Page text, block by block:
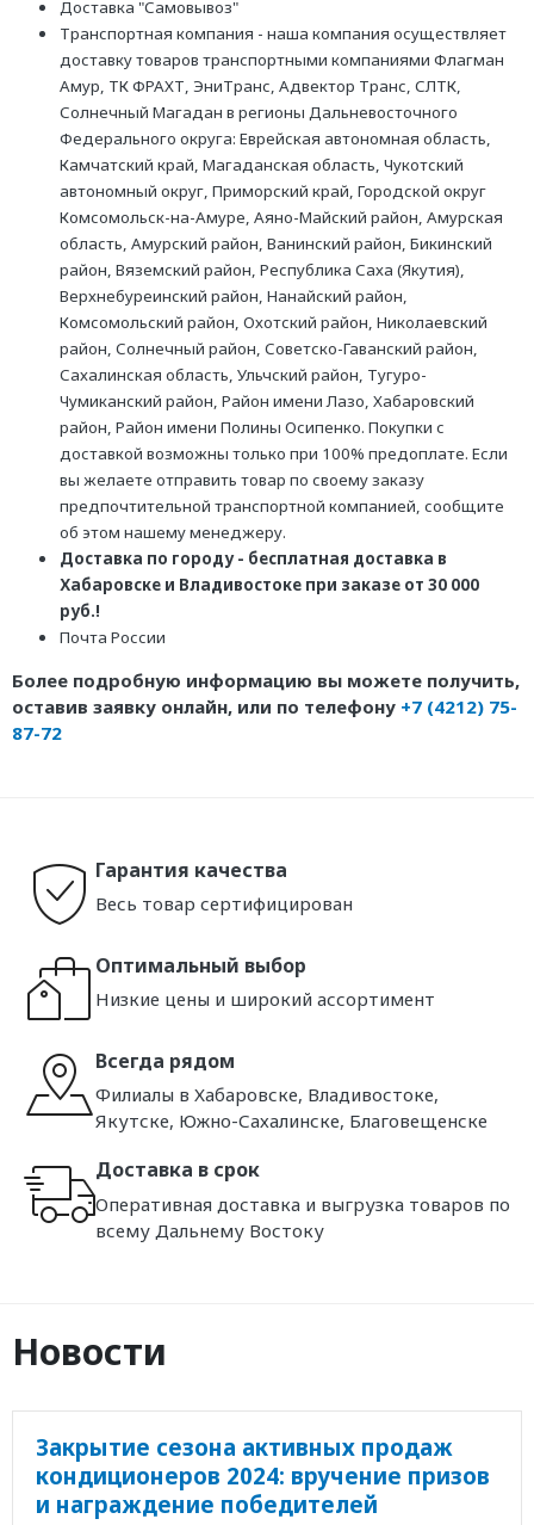
Доставка "Самовывоз"
Транспортная компания - наша компания осуществляет
доставку товаров транспортными компаниями Флагман
Амур, ТК ФРАХТ, ЭниТранс, Адвектор Транс, СЛТК,
Солнечный Магадан в регионы Дальневосточного
Федерального округа: Еврейская автономная область,
Камчатский край, Магаданская область, Чукотский
автономный округ, Приморский край, Городской округ
Комсомольск-на-Амуре, Аяно-Майский район, Амурская
область, Амурский район, Ванинский район, Бикинский
район, Вяземский район, Республика Саха (Якутия),
Верхнебуреинский район, Нанайский район,
Комсомольский район, Охотский район, Николаевский
район, Солнечный район, Советско-Гаванский район,
Сахалинская область, Ульчский район, Тугуро-
Чумиканский район, Район имени Лазо, Хабаровский
район, Район имени Полины Осипенко. Покупки с
доставкой возможны только при 100% предоплате. Если
вы желаете отправить товар по своему заказу
предпочтительной транспортной компанией, сообщите
об этом нашему менеджеру.
Доставка по городу - бесплатная доставка в
Хабаровске и Владивостоке при заказе от 30 000
руб.!
Почта России
Более подробную информацию вы можете получить,
оставив заявку онлайн, или по телефону +7 (4212) 75-
87-72
Гарантия качества
Весь товар сертифицирован
Оптимальный выбор
Низкие цены и широкий ассортимент
Всегда рядом
Филиалы в Хабаровске, Владивостоке,
Якутске, Южно-Сахалинске, Благовещенске
Доставка в срок
Оперативная доставка и выгрузка товаров по
всему Дальнему Востоку
Новости
Закрытие сезона активных продаж
кондиционеров 2024: вручение призов
и награждение победителей